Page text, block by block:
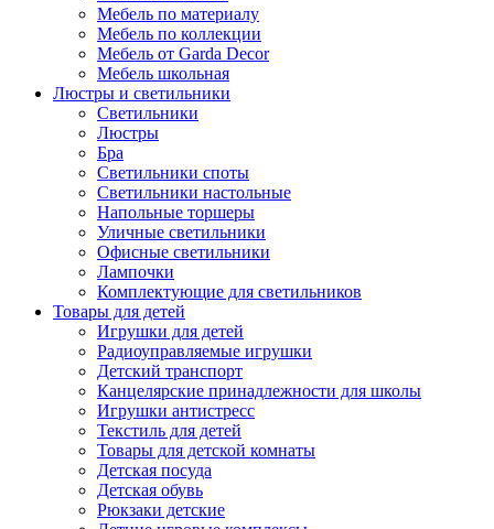
Мебель по материалу
Мебель по коллекции
Мебель от Garda Decor
Мебель школьная
Люстры и светильники
Светильники
Люстры
Бра
Светильники споты
Светильники настольные
Напольные торшеры
Уличные светильники
Офисные светильники
Лампочки
Комплектующие для светильников
Товары для детей
Игрушки для детей
Радиоуправляемые игрушки
Детский транспорт
Канцелярские принадлежности для школы
Игрушки антистресс
Текстиль для детей
Товары для детской комнаты
Детская посуда
Детская обувь
Рюкзаки детские